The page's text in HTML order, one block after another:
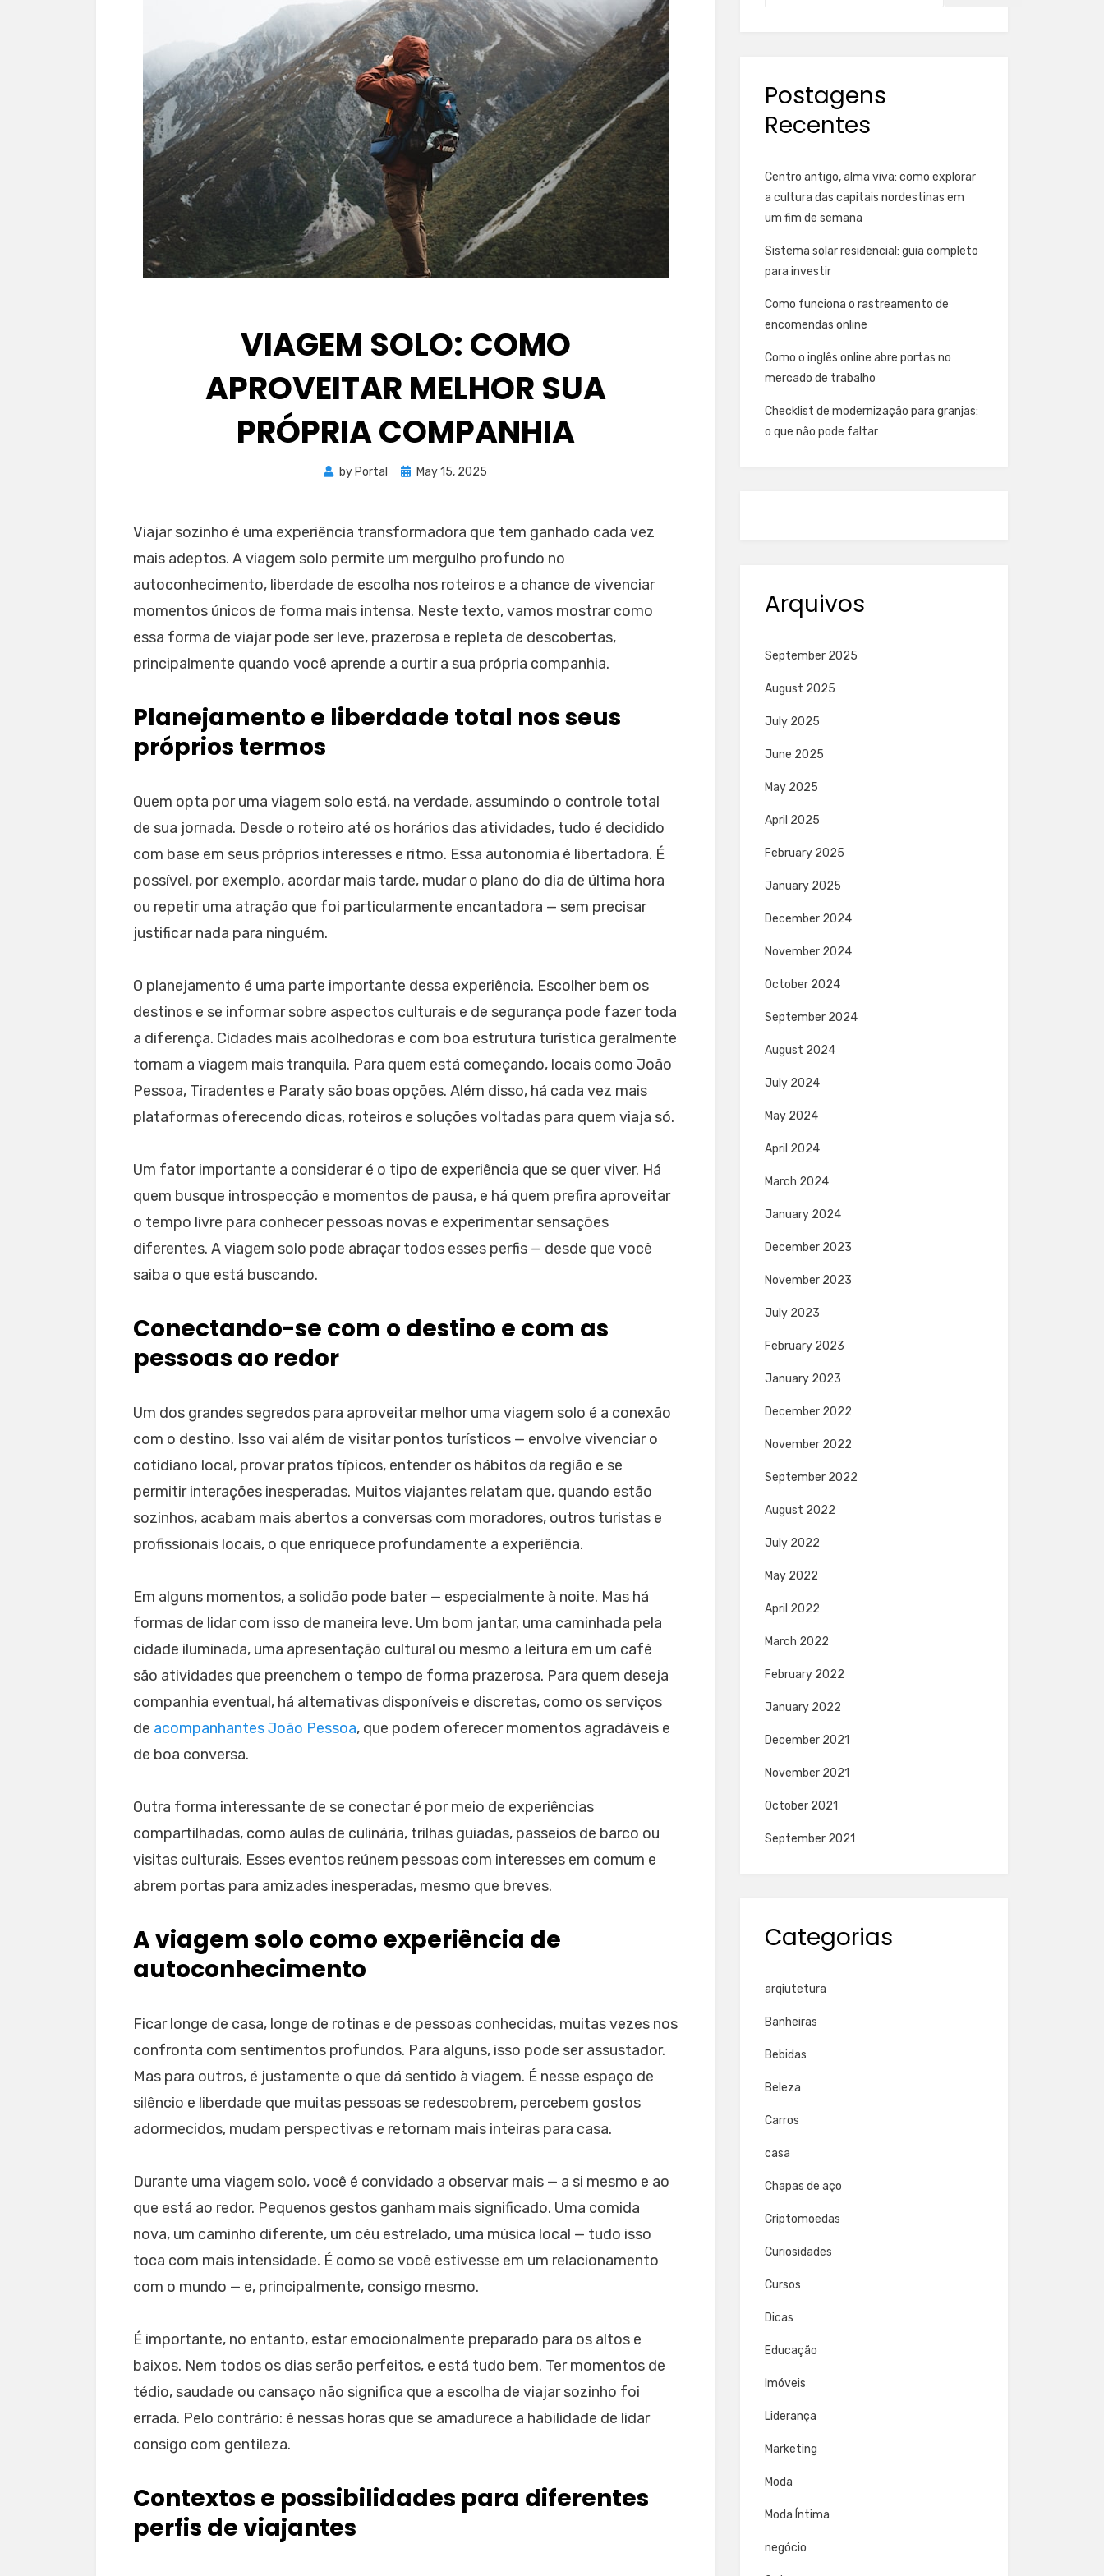
VIAGEM SOLO: COMO
APROVEITAR MELHOR SUA
PRÓPRIA COMPANHIA
by Portal
PostedMay 15, 2025
Viajar sozinho é uma experiência transformadora que tem ganhado cada vez
mais adeptos. A viagem solo permite um mergulho profundo no
autoconhecimento, liberdade de escolha nos roteiros e a chance de vivenciar
momentos únicos de forma mais intensa. Neste texto, vamos mostrar como
essa forma de viajar pode ser leve, prazerosa e repleta de descobertas,
principalmente quando você aprende a curtir a sua própria companhia.
Planejamento e liberdade total nos seus
próprios termos
Quem opta por uma viagem solo está, na verdade, assumindo o controle total
de sua jornada. Desde o roteiro até os horários das atividades, tudo é decidido
com base em seus próprios interesses e ritmo. Essa autonomia é libertadora. É
possível, por exemplo, acordar mais tarde, mudar o plano do dia de última hora
ou repetir uma atração que foi particularmente encantadora — sem precisar
justificar nada para ninguém.
O planejamento é uma parte importante dessa experiência. Escolher bem os
destinos e se informar sobre aspectos culturais e de segurança pode fazer toda
a diferença. Cidades mais acolhedoras e com boa estrutura turística geralmente
tornam a viagem mais tranquila. Para quem está começando, locais como João
Pessoa, Tiradentes e Paraty são boas opções. Além disso, há cada vez mais
plataformas oferecendo dicas, roteiros e soluções voltadas para quem viaja só.
Um fator importante a considerar é o tipo de experiência que se quer viver. Há
quem busque introspecção e momentos de pausa, e há quem prefira aproveitar
o tempo livre para conhecer pessoas novas e experimentar sensações
diferentes. A viagem solo pode abraçar todos esses perfis — desde que você
saiba o que está buscando.
Conectando-se com o destino e com as
pessoas ao redor
Um dos grandes segredos para aproveitar melhor uma viagem solo é a conexão
com o destino. Isso vai além de visitar pontos turísticos — envolve vivenciar o
cotidiano local, provar pratos típicos, entender os hábitos da região e se
permitir interações inesperadas. Muitos viajantes relatam que, quando estão
sozinhos, acabam mais abertos a conversas com moradores, outros turistas e
profissionais locais, o que enriquece profundamente a experiência.
Em alguns momentos, a solidão pode bater — especialmente à noite. Mas há
formas de lidar com isso de maneira leve. Um bom jantar, uma caminhada pela
cidade iluminada, uma apresentação cultural ou mesmo a leitura em um café
são atividades que preenchem o tempo de forma prazerosa. Para quem deseja
companhia eventual, há alternativas disponíveis e discretas, como os serviços
de acompanhantes João Pessoa, que podem oferecer momentos agradáveis e
de boa conversa.
Outra forma interessante de se conectar é por meio de experiências
compartilhadas, como aulas de culinária, trilhas guiadas, passeios de barco ou
visitas culturais. Esses eventos reúnem pessoas com interesses em comum e
abrem portas para amizades inesperadas, mesmo que breves.
A viagem solo como experiência de
autoconhecimento
Ficar longe de casa, longe de rotinas e de pessoas conhecidas, muitas vezes nos
confronta com sentimentos profundos. Para alguns, isso pode ser assustador.
Mas para outros, é justamente o que dá sentido à viagem. É nesse espaço de
silêncio e liberdade que muitas pessoas se redescobrem, percebem gostos
adormecidos, mudam perspectivas e retornam mais inteiras para casa.
Durante uma viagem solo, você é convidado a observar mais — a si mesmo e ao
que está ao redor. Pequenos gestos ganham mais significado. Uma comida
nova, um caminho diferente, um céu estrelado, uma música local — tudo isso
toca com mais intensidade. É como se você estivesse em um relacionamento
com o mundo — e, principalmente, consigo mesmo.
É importante, no entanto, estar emocionalmente preparado para os altos e
baixos. Nem todos os dias serão perfeitos, e está tudo bem. Ter momentos de
tédio, saudade ou cansaço não significa que a escolha de viajar sozinho foi
errada. Pelo contrário: é nessas horas que se amadurece a habilidade de lidar
consigo com gentileza.
Contextos e possibilidades para diferentes
perfis de viajantes
Postagens
Recentes
Centro antigo, alma viva: como explorar
a cultura das capitais nordestinas em
um fim de semana
Sistema solar residencial: guia completo
para investir
Como funciona o rastreamento de
encomendas online
Como o inglês online abre portas no
mercado de trabalho
Checklist de modernização para granjas:
o que não pode faltar
Arquivos
September 2025
August 2025
July 2025
June 2025
May 2025
April 2025
February 2025
January 2025
December 2024
November 2024
October 2024
September 2024
August 2024
July 2024
May 2024
April 2024
March 2024
January 2024
December 2023
November 2023
July 2023
February 2023
January 2023
December 2022
November 2022
September 2022
August 2022
July 2022
May 2022
April 2022
March 2022
February 2022
January 2022
December 2021
November 2021
October 2021
September 2021
Categorias
arqiutetura
Banheiras
Bebidas
Beleza
Carros
casa
Chapas de aço
Criptomoedas
Curiosidades
Cursos
Dicas
Educação
Imóveis
Liderança
Marketing
Moda
Moda Íntima
negócio